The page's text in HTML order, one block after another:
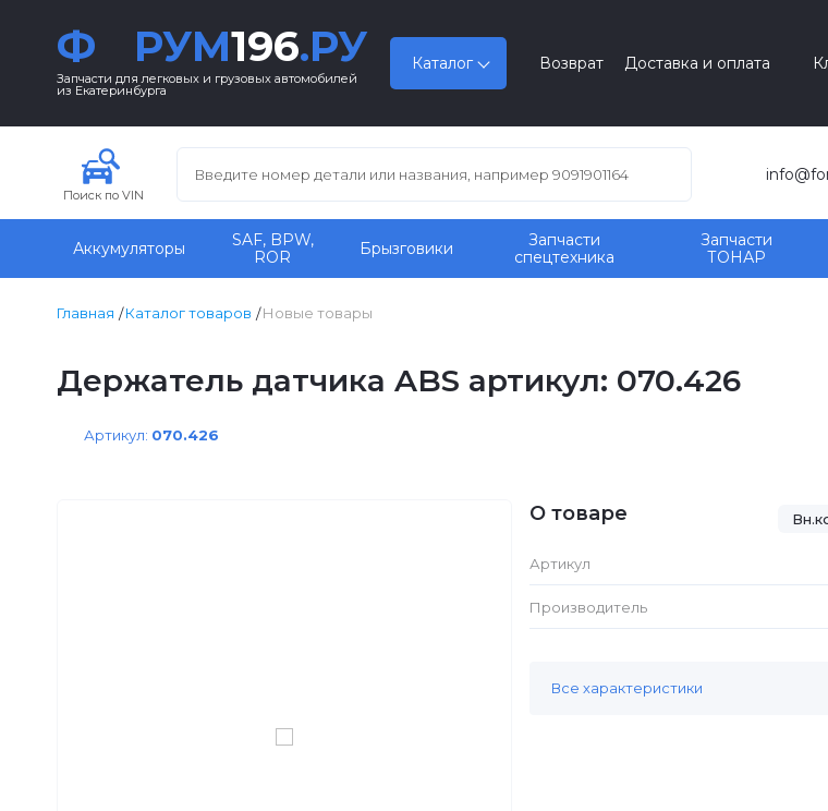
Ф РУМ196.РУ
Запчасти для легковых и грузовых автомобилей
из Екатеринбурга
Каталог Возврат Доставка и оплата
Поиск по VIN
Аккумуляторы
SAF, BPW,
ROR
Брызговики
Запчасти
спецтехника
Запчасти
ТОНАР
Главная Каталог товаров Новые товары
Держатель датчика ABS артикул: 070.426
Артикул: 070.426
О товаре
Артикул
Производитель
Все характеристики